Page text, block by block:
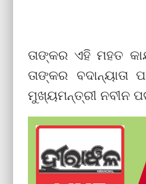
ତାଙ୍କର ଏହି ମହତ
ତାଙ୍କର
ମୁଖ୍ୟମନ୍ତ୍ରୀ ନବୀନ